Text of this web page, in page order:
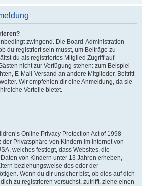
zwingend. Die Board-Administration
du registriert sein musst, um Beiträge zu
du als registriertes Mitglied Zugriff auf
nicht zur Verfügung stehen: zum Beispiel
E-Mail-Versand an andere Mitglieder, Beitritt
Wir empfehlen dir eine Anmeldung, da sie
Vorteile bietet.
Online Privacy Protection Act of 1998
der Privatsphäre von Kindern im Internet von
welches festlegt, dass Websites, die
von Kindern unter 13 Jahren erheben,
beziehungsweise des oder der
Wenn du dir unsicher bist, ob dies auf dich
zu registrieren versuchst, zutrifft, ziehe einen